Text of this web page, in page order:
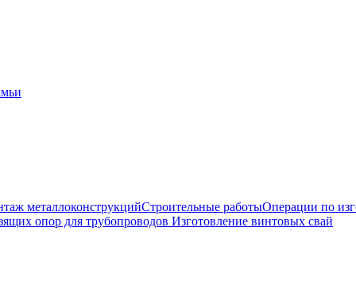
металлоконструкцийСтроительные работыОперации по
опор для трубопроводов Изготовление винтовых свай